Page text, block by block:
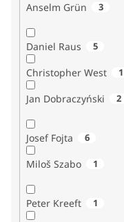
Anselm Grün 3
Daniel Raus 5
Christopher West 1
Jan Dobraczyński 2
Josef Fojta 6
Miloš Szabo 1
Peter Kreeft 1